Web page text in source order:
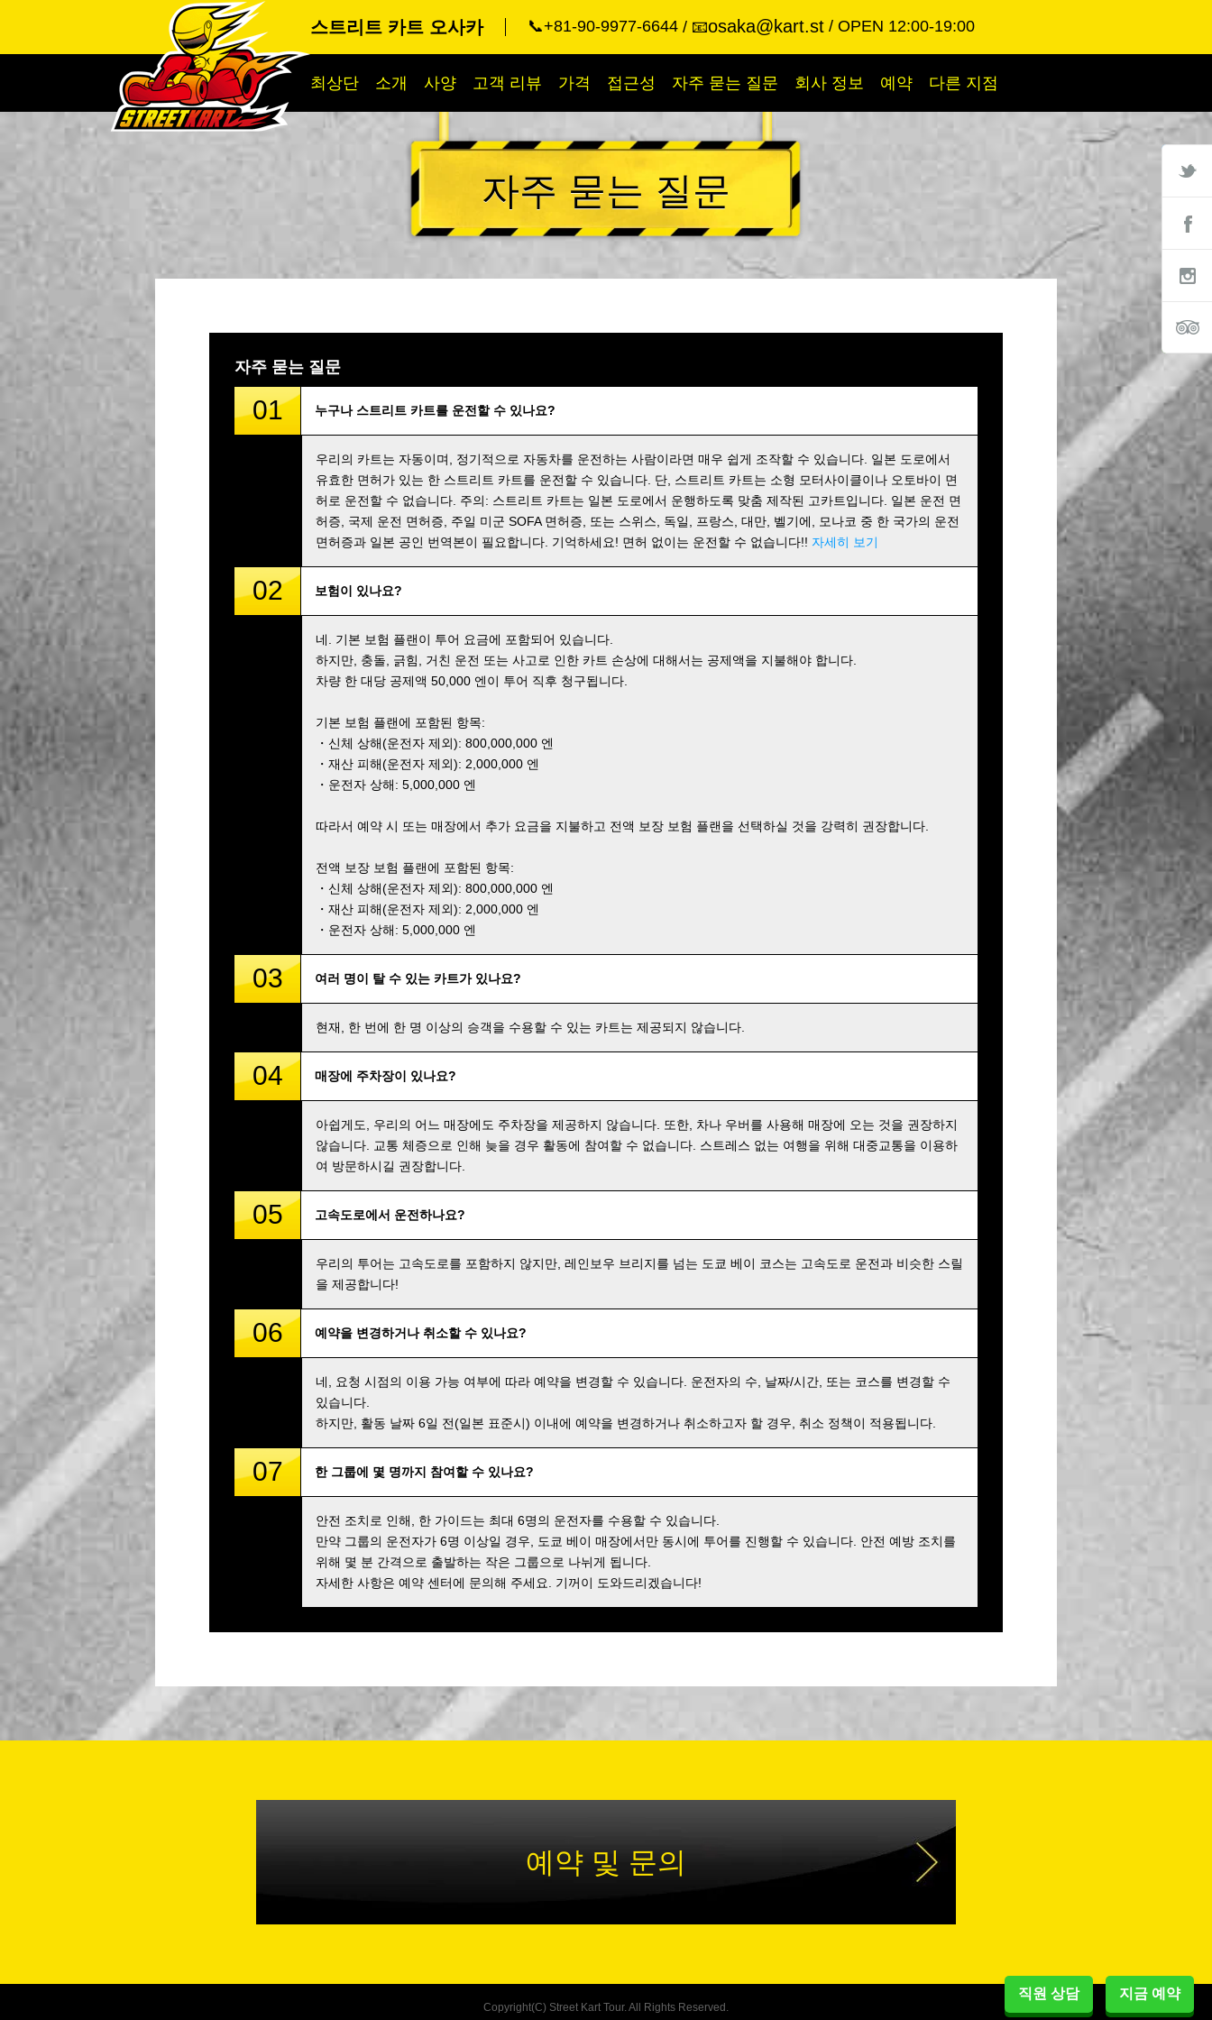
스트리트 카트 오사카 📞+81-90-9977-6644 📧osaka@kart.st OPEN 12:00-19:00
최상단 소개 사양 고객 리뷰 가격 접근성 자주 묻는 질문 회사 정보 예약 다른 지점
직원 상담 지금 예약
자주 묻는 질문
자주 묻는 질문
01 누구나 스트리트 카트를 운전할 수 있나요?
우리의 카트는 자동이며, 정기적으로 자동차를 운전하는 사람이라면 매우 쉽게 조작할 수 있습니다. 일본 도로에서
유효한 면허가 있는 한 스트리트 카트를 운전할 수 있습니다. 단, 스트리트 카트는 소형 모터사이클이나 오토바이 면
허로 운전할 수 없습니다. 주의: 스트리트 카트는 일본 도로에서 운행하도록 맞춤 제작된 고카트입니다. 일본 운전 면
허증, 국제 운전 면허증, 주일 미군 SOFA 면허증, 또는 스위스, 독일, 프랑스, 대만, 벨기에, 모나코 중 한 국가의 운전
면허증과 일본 공인 번역본이 필요합니다. 기억하세요! 면허 없이는 운전할 수 없습니다!! 자세히 보기
02 보험이 있나요?
네. 기본 보험 플랜이 투어 요금에 포함되어 있습니다.
하지만, 충돌, 긁힘, 거친 운전 또는 사고로 인한 카트 손상에 대해서는 공제액을 지불해야 합니다.
차량 한 대당 공제액 50,000 엔이 투어 직후 청구됩니다.
기본 보험 플랜에 포함된 항목:
・신체 상해(운전자 제외): 800,000,000 엔
・재산 피해(운전자 제외): 2,000,000 엔
・운전자 상해: 5,000,000 엔
따라서 예약 시 또는 매장에서 추가 요금을 지불하고 전액 보장 보험 플랜을 선택하실 것을 강력히 권장합니다.
전액 보장 보험 플랜에 포함된 항목:
・신체 상해(운전자 제외): 800,000,000 엔
・재산 피해(운전자 제외): 2,000,000 엔
・운전자 상해: 5,000,000 엔
03 여러 명이 탈 수 있는 카트가 있나요?
현재, 한 번에 한 명 이상의 승객을 수용할 수 있는 카트는 제공되지 않습니다.
04 매장에 주차장이 있나요?
아쉽게도, 우리의 어느 매장에도 주차장을 제공하지 않습니다. 또한, 차나 우버를 사용해 매장에 오는 것을 권장하지
않습니다. 교통 체증으로 인해 늦을 경우 활동에 참여할 수 없습니다. 스트레스 없는 여행을 위해 대중교통을 이용하
여 방문하시길 권장합니다.
05 고속도로에서 운전하나요?
우리의 투어는 고속도로를 포함하지 않지만, 레인보우 브리지를 넘는 도쿄 베이 코스는 고속도로 운전과 비슷한 스릴
을 제공합니다!
06 예약을 변경하거나 취소할 수 있나요?
네, 요청 시점의 이용 가능 여부에 따라 예약을 변경할 수 있습니다. 운전자의 수, 날짜/시간, 또는 코스를 변경할 수
있습니다.
하지만, 활동 날짜 6일 전(일본 표준시) 이내에 예약을 변경하거나 취소하고자 할 경우, 취소 정책이 적용됩니다.
07 한 그룹에 몇 명까지 참여할 수 있나요?
안전 조치로 인해, 한 가이드는 최대 6명의 운전자를 수용할 수 있습니다.
만약 그룹의 운전자가 6명 이상일 경우, 도쿄 베이 매장에서만 동시에 투어를 진행할 수 있습니다. 안전 예방 조치를
위해 몇 분 간격으로 출발하는 작은 그룹으로 나뉘게 됩니다.
자세한 사항은 예약 센터에 문의해 주세요. 기꺼이 도와드리겠습니다!
예약 및 문의
Copyright(C) Street Kart Tour. All Rights Reserved.